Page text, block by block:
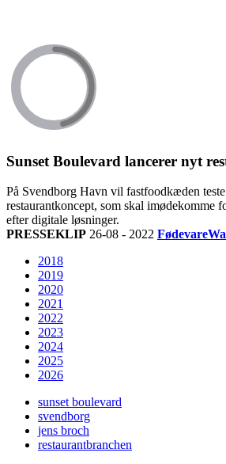
Sunset Boulevard lancerer nyt
På Svendborg Havn vil fastfoodkæden
restaurantkoncept, som skal imødekomme
efter digitale løsninger.
PRESSEKLIP 26-08 - 2022
2018
2019
2020
2021
2022
2023
2024
2025
2026
sunset boulevard
svendborg
jens broch
restaurantbranchen